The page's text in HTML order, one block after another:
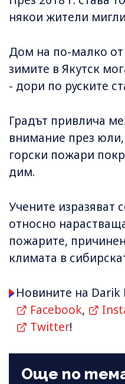
някои жители
Дом на по-малко
зимите в Якутск
- дори по руските
Градът привлича
внимание през юли,
горски пожари
дим.
Учените изразяват
относно
пожарите,
климата в
Новините на Darik
Facebook,
Twitter!
Още по